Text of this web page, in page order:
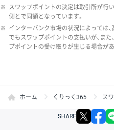
※ スワップポイントの決定は取引所が行
側とで同額となっています。
※ インターバンク市場の状況によっては
でもスワップポイントの支払いが、ま
プポイントの受け取りが生じる場合があ
ホーム くりっく365 ス
SHARE X